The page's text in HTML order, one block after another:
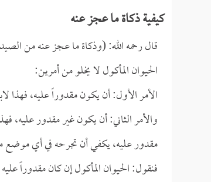
كيفية ذكاة ما عجز عنه
قال رحمه الله: (وذكاة ما عجز عنه من
الحيوان المأكول لا يخلو من أمرين:
الأمر الأول: أن يكون مقدوراً عليه، فهذا
والأمر الثاني: أن يكون غير مقدور عليه،
مقدور عليه، يكفي أن تجرحه في أي
فنقول: الحيوان المأكول إن كان مقدوراً